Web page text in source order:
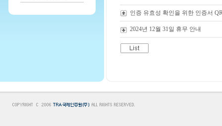
인증 유효성 확인을 위한 인증서
2024년 12월 31일 휴무 안내